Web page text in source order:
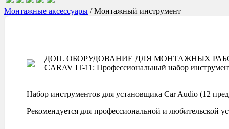
Монтажные аксессуары / Монтажный инструмент
ДОП. ОБОРУДОВАНИЕ ДЛЯ МОНТАЖНЫХ
CARAV IT-11: Профессиональный набор
Набор инструментов для установщика Car Audio (12
Рекомендуется для профессиональной и любительской